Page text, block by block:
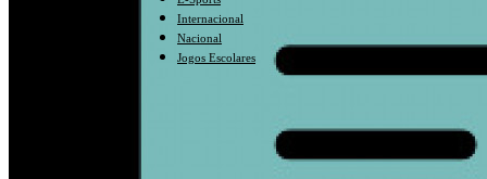
Internacional
Nacional
Jogos Escolares